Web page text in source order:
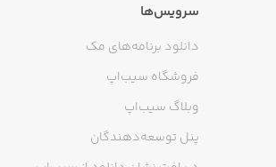
سرویس‌ها
دانلود برنامه‌های مک
فروشگاه سیب‌اپ
وبلاگ سیب‌اپ
پنل توسعه‌دهندگان